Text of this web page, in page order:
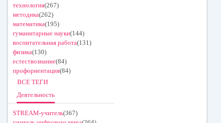
технология(267)
методика(262)
математика(195)
гуманитарные науки(144)
воспитательная работа(131)
физика(130)
естествознание(84)
профориентация(84)
ВСЕ ТЕГИ
Деятельность
STREAM-учитель(367)